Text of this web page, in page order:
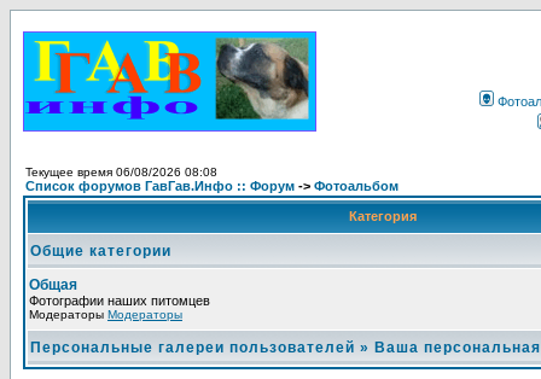
Текущее время 06/08/2026 08:08
Список форумов ГавГав.Инфо :: Форум -> Фотоальбом
Категория
Общие категории
Общая
Фотографии наших питомцев
Модераторы Модераторы
Персональные галереи пользователей » Ваша